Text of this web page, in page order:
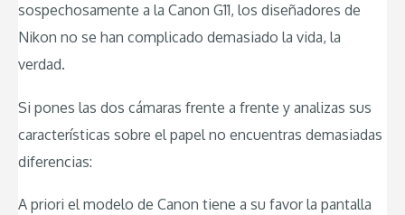
sospechosamente a la Canon G11, los diseñadores de
Nikon no se han complicado demasiado la vida, la
verdad.
Si pones las dos cámaras frente a frente y analizas sus
características sobre el papel no encuentras demasiadas
diferencias:
A priori el modelo de Canon tiene a su favor la pantalla